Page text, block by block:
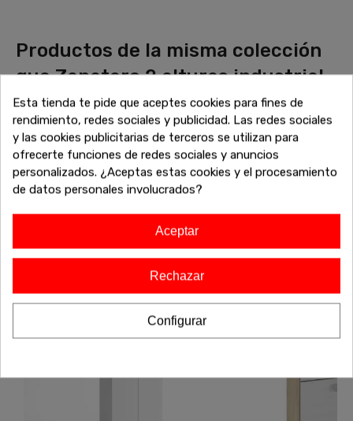
Productos de la misma colección
que Zapatero 2 alturas industrial
Descubre más piezas que combinan perfectamente con tu
elección. Explora la colección completa de sofás, mesas,
armarios y otros muebles diseñados para complementar tu
hogar con un estilo cohesivo y elegante. Encuentra el
equilibrio perfecto entre estética y funcionalidad, y dale un
toque único a tu espacio. ¡Haz que tu casa refleje tu estilo
¡Liquichollo!
Esta tienda te pide que aceptes cookies para fines de
rendimiento, redes sociales y publicidad. Las redes sociales
y las cookies publicitarias de terceros se utilizan para
ofrecerte funciones de redes sociales y anuncios
personalizados. ¿Aceptas estas cookies y el procesamiento
de datos personales involucrados?
Aceptar
Rechazar
Configurar